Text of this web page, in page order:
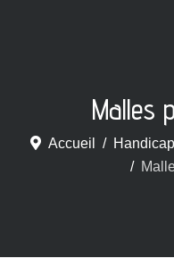
Malles
Accueil Handicap